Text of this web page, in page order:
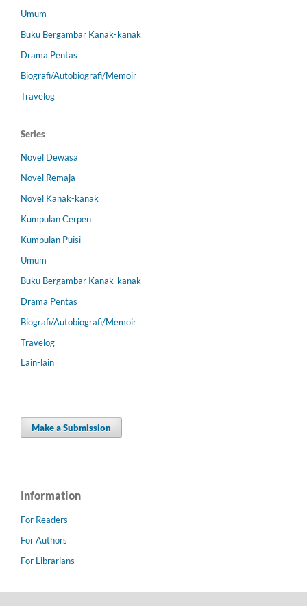
Umum
Buku Bergambar Kanak-kanak
Drama Pentas
Biografi/Autobiografi/Memoir
Travelog
Series
Novel Dewasa
Novel Remaja
Novel Kanak-kanak
Kumpulan Cerpen
Kumpulan Puisi
Umum
Buku Bergambar Kanak-kanak
Drama Pentas
Biografi/Autobiografi/Memoir
Travelog
Lain-lain
Make a Submission
Information
For Readers
For Authors
For Librarians